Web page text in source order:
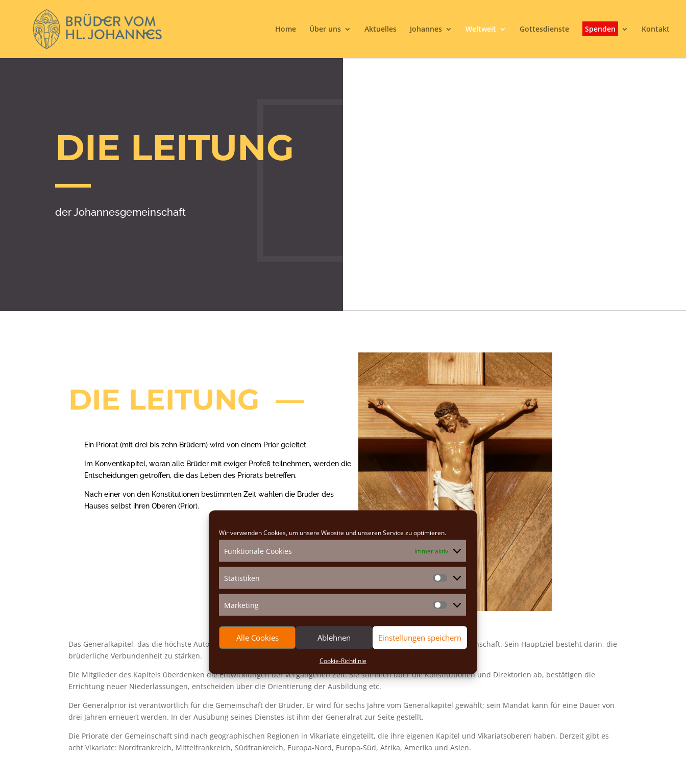
Wir verwenden Cookies, um unsere Website und unseren Service zu optimieren.
Funktionale Cookies Immer aktiv
Statistiken
Statistiken
Marketing
Marketing
Alle Cookies Ablehnen Einstellungen speichern
Cookie-Richtlinie
Home Über uns Aktuelles Johannes Weltweit Gottesdienste Spenden Kontakt
DIE LEITUNG
—
der Johannesgemeinschaft
DIE LEITUNG —
Ein Priorat (mit drei bis zehn Brüdern) wird von einem Prior geleitet.
Im Konventkapitel, woran alle Brüder mit ewiger Profeß teilneh­men, werden die
Entscheidungen getroffen, die das Leben des Priorats betreffen.
Nach einer von den Konstitutionen bestimm­ten Zeit wählen die Brüder des
Hauses selbst ihren Oberen (Prior).
Das Generalkapitel, das die höchste Autorität in der Kongregation besitzt, versammelt die Verantwortlichen der Gemeinschaft. Sein Hauptziel besteht darin, die
brüderliche Verbundenheit zu stärken.
Die Mitglieder des Kapitels überdenken die Entwicklungen der vergangenen Zeit. Sie stimmen über die Konstitutionen und Direktorien ab, bestätigen die
Errichtung neuer Niederlassungen, entscheiden über die Orientierung der Ausbildung etc.
Der Generalprior ist verantwortlich für die Gemeinschaft der Brüder. Er wird für sechs Jahre vom Generalkapitel gewählt; sein Mandat kann für eine Dauer von
drei Jahren erneuert werden. In der Ausübung seines Dienstes ist ihm der Generalrat zur Seite gestellt.
Die Priorate der Gemeinschaft sind nach geographischen Regionen in Vikariate eingeteilt, die ihre eigenen Kapitel und Vikariatsobe­ren haben. Derzeit gibt es
acht Vikariate: Nordfrankreich, Mittelfrankreich, Südfrankreich, Europa-Nord, Europa-Süd, Afrika, Amerika und Asien.